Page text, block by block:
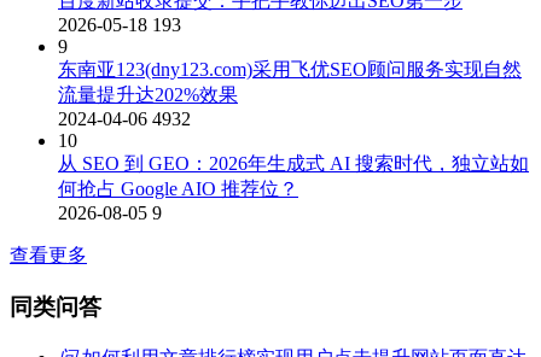
2026-05-18 193
9
东南亚123(dny123.com)采用飞优SEO顾问服务实现自然
流量提升达202%效果
2024-04-06 4932
10
从 SEO 到 GEO：2026年生成式 AI 搜索时代，独立站如
何抢占 Google AIO 推荐位？
2026-08-05 9
查看更多
同类问答